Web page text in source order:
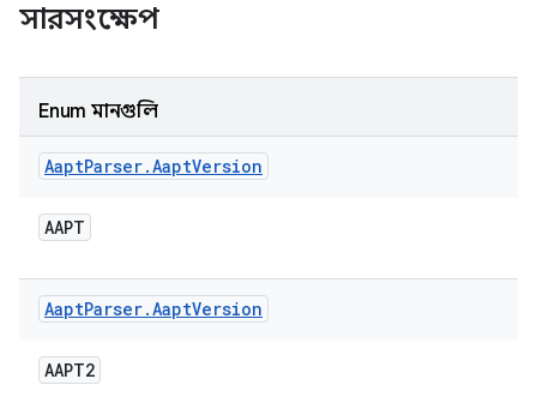
সারসংক্ষেপ
Enum মানগুলি
AaptParser.AaptVersion
AAPT
AaptParser.AaptVersion
AAPT2